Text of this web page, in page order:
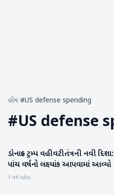
હોમ/#US defense spending
#US defense
આંતરરાષ્ટ્રીય
ડોનાલ્ડ ટ્રમ્પ વહીવટીતંત્રની નવી
પાંચ વર્ષનો લક્ષ્યાંક આપવામાં આવ્યો
1 વર્ષ પહેલા